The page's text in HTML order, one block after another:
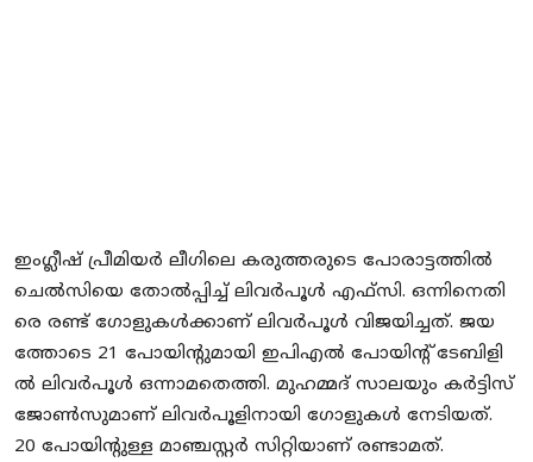
ഇം​ഗ്ലീ​ഷ് പ്രീ​മി​യ​ർ ലീ​ഗി​ലെ ക​രു​ത്ത​രു​ടെ പോ​രാ​ട്ട​ത്തി​ൽ
ചെ​ൽ​സി​യെ തോ​ൽ​പ്പി​ച്ച് ലി​വ​ർ​പൂ​ൾ എ​ഫ്സി. ഒ​ന്നി​നെ​തി​
രെ ര​ണ്ട് ഗോ​ളു​ക​ൾ​ക്കാ​ണ് ലി​വ​ർ​പൂ​ൾ വി​ജ​യി​ച്ച​ത്. ജ​യ​
ത്തോ​ടെ 21 പോ​യി​ന്‍റു​മാ​യി ഇ​പി​എ​ൽ പോ​യി​ന്‍റ് ടേ​ബി​ളി​
ൽ ലി​വ​ർ​പൂ​ൾ ഒ​ന്നാ​മ​തെ​ത്തി. മു​ഹ​മ്മ​ദ് സാ​ല​യും ക​ർ​ട്ടി​സ്
ജോ​ൺ​സു​മാ​ണ് ലി​വ​ർ​പൂ​ളി​നാ​യി ഗോ​ളു​ക​ൾ നേ​ടി​യ​ത്.
20 പോ​യി​ന്‍റു​ള്ള മാ​ഞ്ച​സ്റ്റ​ർ സി​റ്റി​യാ​ണ് ര​ണ്ടാ​മ​ത്.